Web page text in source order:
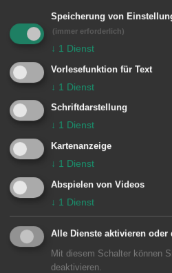
Auch der Arbeitsplatz
Information ist
umgebaut wurden.
einen weiteren Bauteil
Inklusionsplan, den
Gemeinderat beraten
der Oberbürgermeister.
Die anwesenden
für Menschen mit
Theresia Haas und
begrüßten die
Oberbürgermeisters
Speicherung von
(immer erforderlich)
↓ 1 Dienst
Vorlesefunktion für Text
↓ 1 Dienst
Schriftdarstellung
↓ 1 Dienst
Kartenanzeige
↓ 1 Dienst
Abspielen von Videos
↓ 1 Dienst
Alle Dienste aktivieren oder
Mit diesem Schalter können
deaktivieren.